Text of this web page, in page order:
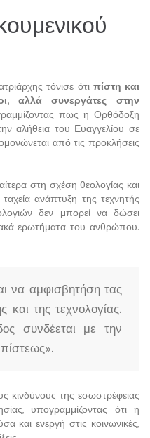
τόνισε ότι πίστη και
αλλά συνεργάτες στην
πως η Ορθόδοξη
αλήθεια του Ευαγγελίου σε
από τις προκλήσεις
στη σχέση θεολογίας και
ταχεία ανάπτυξη της τεχνητής
δεν μπορεί να δώσει
ερωτήματα του ανθρώπου.
να αμφισβητήση τας
και της τεχνολογίας.
συνδέεται με την
κινδύνους της εσωστρέφειας
υπογραμμίζοντας ότι η
και ενεργή στις κοινωνικές,